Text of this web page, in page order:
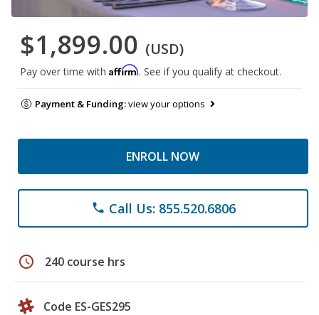
$1,899.00 (USD)
Pay over time with Affirm. See if you qualify at checkout.
Payment & Funding:view your options
ENROLL NOW
phone Call Us: 855.520.6806
schedule 240 course hrs
Code ES-GES295